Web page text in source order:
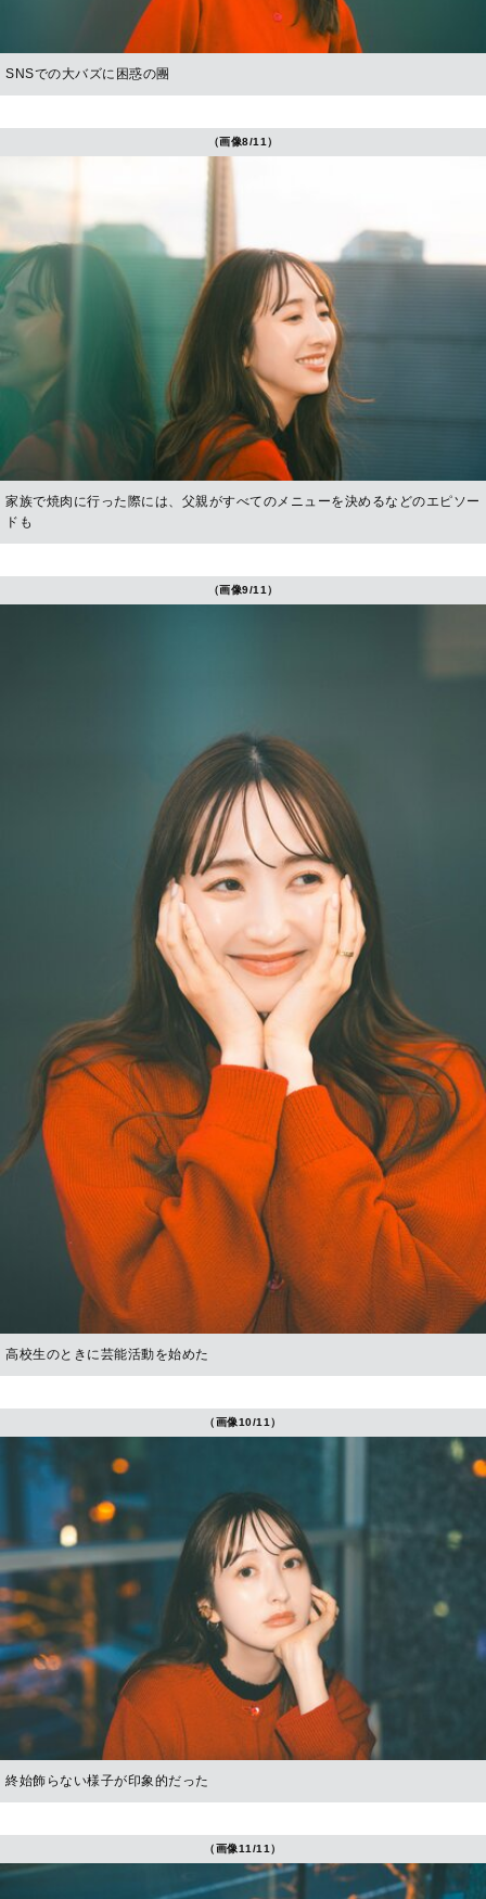
SNSでの大バズに困惑の團
（画像8/11）
家族で焼肉に行った際には、父親がすべてのメニューを決めるなどのエピソー
ドも
（画像9/11）
高校生のときに芸能活動を始めた
（画像10/11）
終始飾らない様子が印象的だった
（画像11/11）